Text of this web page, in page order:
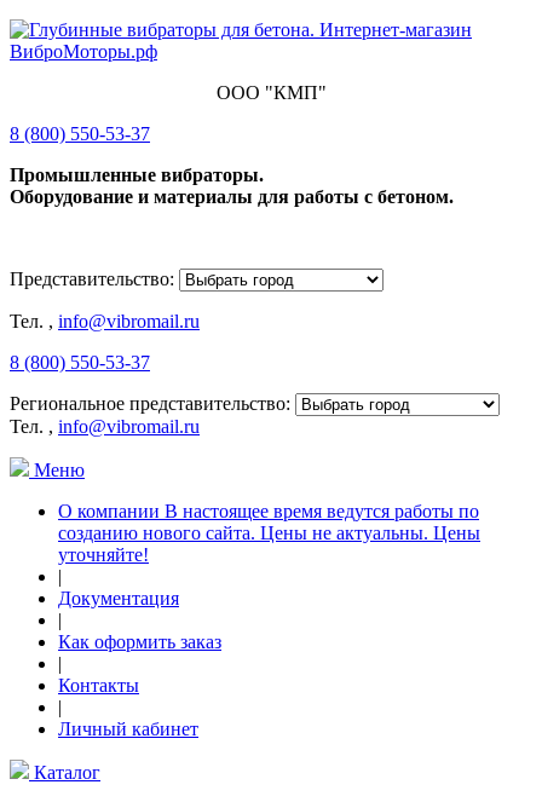
ООО "КМП"
8 (800) 550-53-37
Промышленные вибраторы.
Оборудование и материалы для работы с бетоном.
Представительство:
Тел. , info@vibromail.ru
8 (800) 550-53-37
Региональное представительство:
Тел. , info@vibromail.ru
Меню
О компании В настоящее время ведутся работы по
созданию нового сайта. Цены не актуальны. Цены
уточняйте!
|
Документация
|
Как оформить заказ
|
Контакты
|
Личный кабинет
Каталог